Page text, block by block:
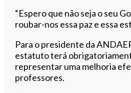
“Espero que não seja o seu
roubar-nos essa paz e essa
Para o presidente da
estatuto terá
representar uma melhoria
professores.